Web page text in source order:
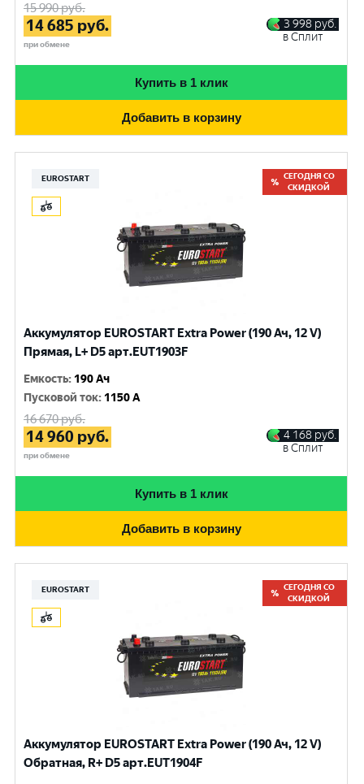
15 990руб.
14 685 руб.
при обмене
3 998 руб.
в Сплит
Купить в 1 клик
Добавить в корзину
EUROSTART
СЕГОДНЯ СО
СКИДКОЙ
Аккумулятор EUROSTART Extra Power (190 Ач, 12 V)
Прямая, L+ D5 арт.EUT1903F
Емкость: 190 Ач
Пусковой ток: 1150 A
16 670руб.
14 960 руб.
при обмене
4 168 руб.
в Сплит
Купить в 1 клик
Добавить в корзину
EUROSTART
СЕГОДНЯ СО
СКИДКОЙ
Аккумулятор EUROSTART Extra Power (190 Ач, 12 V)
Обратная, R+ D5 арт.EUT1904F